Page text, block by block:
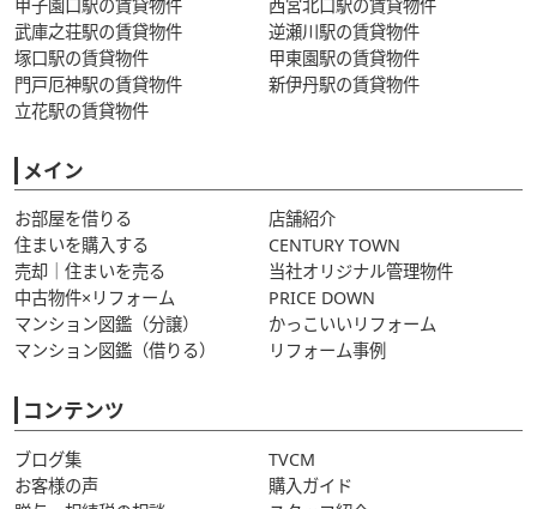
甲子園口駅の賃貸物件
西宮北口駅の賃貸物件
武庫之荘駅の賃貸物件
逆瀬川駅の賃貸物件
塚口駅の賃貸物件
甲東園駅の賃貸物件
門戸厄神駅の賃貸物件
新伊丹駅の賃貸物件
立花駅の賃貸物件
メイン
お部屋を借りる
店舗紹介
住まいを購入する
CENTURY TOWN
売却｜住まいを売る
当社オリジナル管理物件
中古物件×リフォーム
PRICE DOWN
マンション図鑑（分譲）
かっこいいリフォーム
マンション図鑑（借りる）
リフォーム事例
コンテンツ
ブログ集
TVCM
お客様の声
購入ガイド